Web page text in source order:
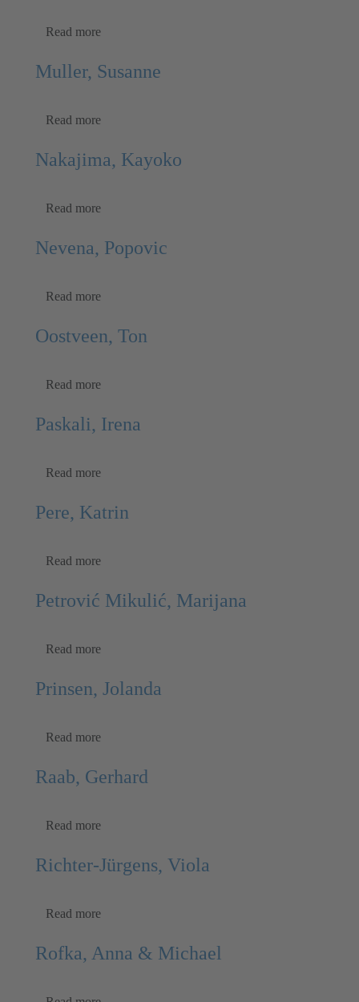
Read more
Muller, Susanne
Read more
Nakajima, Kayoko
Read more
Nevena, Popovic
Read more
Oostveen, Ton
Read more
Paskali, Irena
Read more
Pere, Katrin
Read more
Petrović Mikulić, Marijana
Read more
Prinsen, Jolanda
Read more
Raab, Gerhard
Read more
Richter-Jürgens, Viola
Read more
Rofka, Anna & Michael